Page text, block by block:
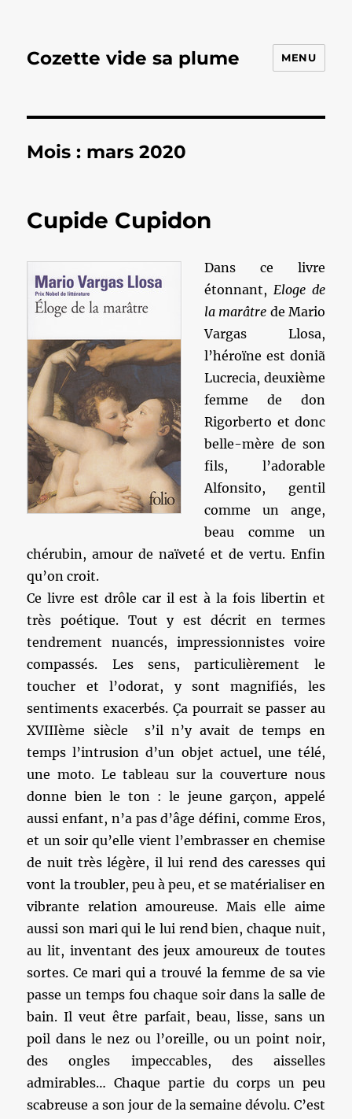
Cozette vide sa plume MENU
Mois : mars 2020
Cupide Cupidon
Dans ce livre
étonnant, Eloge de
la marâtre de Mario
Vargas Llosa,
l’héroïne est doniã
Lucrecia, deuxième
femme de don
Rigorberto et donc
belle-mère de son
fils, l’adorable
Alfonsito, gentil
comme un ange,
beau comme un
chérubin, amour de naïveté et de vertu. Enfin
qu’on croit.
Ce livre est drôle car il est à la fois libertin et
très poétique. Tout y est décrit en termes
tendrement nuancés, impressionnistes voire
compassés. Les sens, particulièrement le
toucher et l’odorat, y sont magnifiés, les
sentiments exacerbés. Ça pourrait se passer au
XVIIIème siècle s’il n’y avait de temps en
temps l’intrusion d’un objet actuel, une télé,
une moto. Le tableau sur la couverture nous
donne bien le ton : le jeune garçon, appelé
aussi enfant, n’a pas d’âge défini, comme Eros,
et un soir qu’elle vient l’embrasser en chemise
de nuit très légère, il lui rend des caresses qui
vont la troubler, peu à peu, et se matérialiser en
vibrante relation amoureuse. Mais elle aime
aussi son mari qui le lui rend bien, chaque nuit,
au lit, inventant des jeux amoureux de toutes
sortes. Ce mari qui a trouvé la femme de sa vie
passe un temps fou chaque soir dans la salle de
bain. Il veut être parfait, beau, lisse, sans un
poil dans le nez ou l’oreille, ou un point noir,
des ongles impeccables, des aisselles
admirables… Chaque partie du corps un peu
scabreuse a son jour de la semaine dévolu. C’est